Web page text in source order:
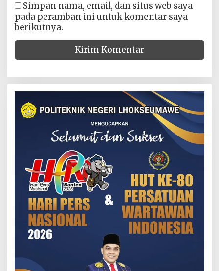
Simpan nama, email, dan situs web saya
pada peramban ini untuk komentar saya
berikutnya.